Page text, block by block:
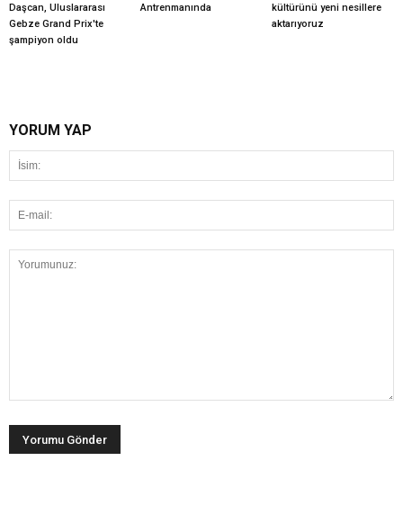
Daşcan, Uluslararası
Gebze Grand Prix'te
şampiyon oldu
Antrenmanında
kültürünü yeni nesillere
aktarıyoruz
YORUM YAP